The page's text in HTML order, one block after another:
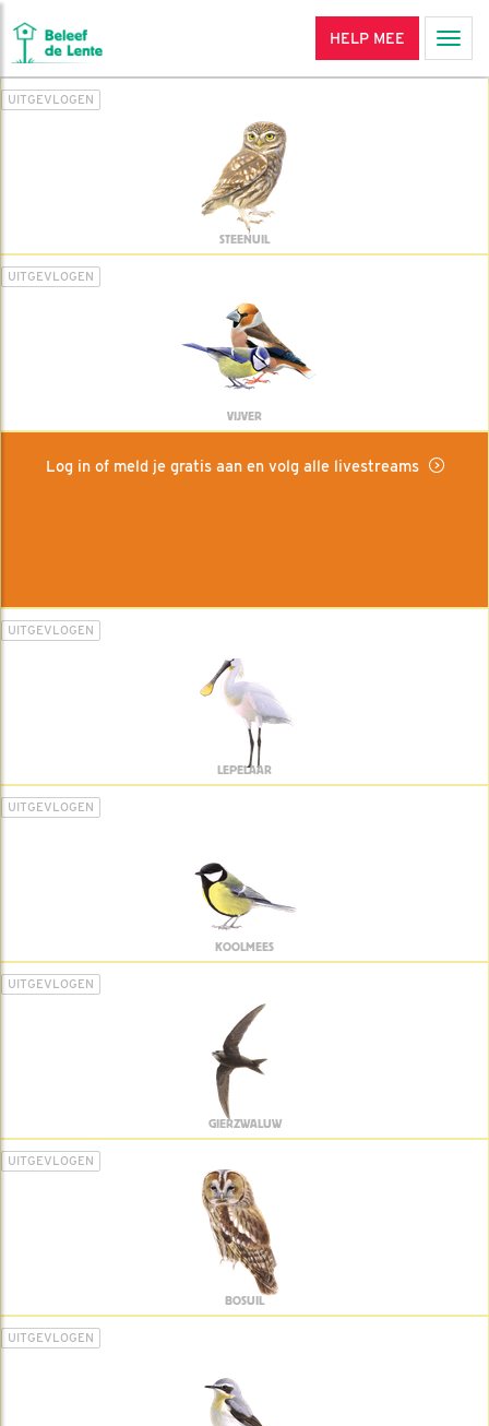
HELP MEE
UITGEVLOGEN
STEENUIL
UITGEVLOGEN
VIJVER
Log in of meld je gratis aan en volg alle livestreams
UITGEVLOGEN
LEPELAAR
UITGEVLOGEN
KOOLMEES
UITGEVLOGEN
GIERZWALUW
UITGEVLOGEN
BOSUIL
UITGEVLOGEN